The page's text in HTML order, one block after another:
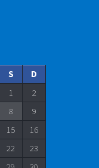
S
D
1
2
8
9
15
16
22
23